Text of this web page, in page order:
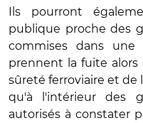
Ils pourront
publique proche des
commises dans
prennent la fuite alors
sûreté ferroviaire et de
qu'à l'intérieur des
autorisés à constater